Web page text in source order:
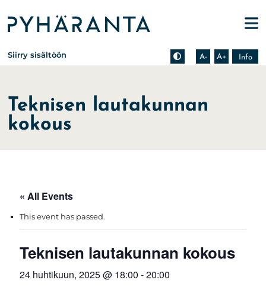
Etusivu
Siirry sisältöön A-
Pienennä tekstin kokoa
A+
Suurenna tekstin kokoa
Info
Tietoa zoomauksesta
Teknisen lautakunnan
kokous
« All Events
This event has passed.
Teknisen lautakunnan kokous
24 huhtikuun, 2025 @ 18:00 -20:00